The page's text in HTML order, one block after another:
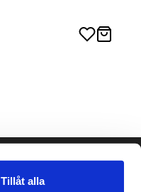
Tillåt alla